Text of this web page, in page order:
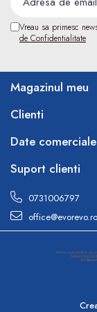
Colposcoape
Osteodensitometre
Tensiometre
Oftalmoscoape
Otoscoape
Aparate apnee
Aparate aerosoli
Cantare
Glucometre
Perne si paturi
Vreau sa primesc
de Confidentialitate
Magazinul meu
Clienti
Date comerciale
Suport clienti
0731006797
office@evorevo.ro